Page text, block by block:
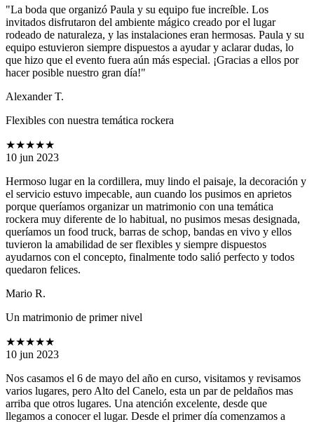
"La boda que organizó Paula y su equipo fue increíble. Los
invitados disfrutaron del ambiente mágico creado por el lugar
rodeado de naturaleza, y las instalaciones eran hermosas. Paula y su
equipo estuvieron siempre dispuestos a ayudar y aclarar dudas, lo
que hizo que el evento fuera aún más especial. ¡Gracias a ellos por
hacer posible nuestro gran día!"
Alexander T.
Flexibles con nuestra temática rockera
★★★★★
10 jun 2023
Hermoso lugar en la cordillera, muy lindo el paisaje, la decoración y
el servicio estuvo impecable, aun cuando los pusimos en aprietos
porque queríamos organizar un matrimonio con una temática
rockera muy diferente de lo habitual, no pusimos mesas designada,
queríamos un food truck, barras de schop, bandas en vivo y ellos
tuvieron la amabilidad de ser flexibles y siempre dispuestos
ayudarnos con el concepto, finalmente todo salió perfecto y todos
quedaron felices.
Mario R.
Un matrimonio de primer nivel
★★★★★
10 jun 2023
Nos casamos el 6 de mayo del año en curso, visitamos y revisamos
varios lugares, pero Alto del Canelo, esta un par de peldaños mas
arriba que otros lugares. Una atención excelente, desde que
llegamos a conocer el lugar. Desde el primer día comenzamos a